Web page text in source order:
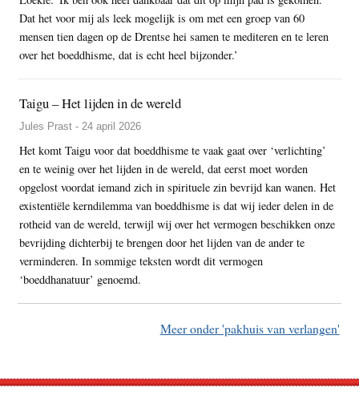
Dat het voor mij als leek mogelijk is om met een groep van 60
mensen tien dagen op de Drentse hei samen te mediteren en te leren
over het boeddhisme, dat is echt heel bijzonder.’
Taigu – Het lijden in de wereld
Jules Prast - 24 april 2026
Het komt Taigu voor dat boeddhisme te vaak gaat over ‘verlichting’
en te weinig over het lijden in de wereld, dat eerst moet worden
opgelost voordat iemand zich in spirituele zin bevrijd kan wanen. Het
existentiële kerndilemma van boeddhisme is dat wij ieder delen in de
rotheid van de wereld, terwijl wij over het vermogen beschikken onze
bevrijding dichterbij te brengen door het lijden van de ander te
verminderen. In sommige teksten wordt dit vermogen
‘boeddhanatuur’ genoemd.
Meer onder 'pakhuis van verlangen'